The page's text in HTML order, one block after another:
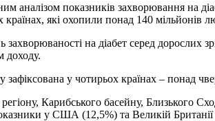
аналізом показників захворювання на
які охопили понад 140 мільйонів
захворюваності на діабет серед дорослих
доходу.
зафіксована у чотирьох країнах – понад
Карибського басейну, Близького
у США (12,5%) та Великій Британії